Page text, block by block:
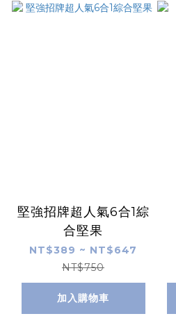
堅強招牌超人氣6合1綜
合堅果
NT$389 ~ NT$647
NT$750
加入購物車